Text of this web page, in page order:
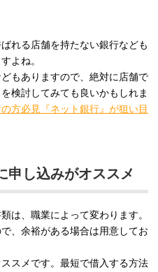
れる店舗を持たない銀行なども
よね。
もありますので、絶対に店舗で
検討してみても良いかもしれま
方必見『ネット銀行』が狙い目
申し込みがオススメ
は、職業によって変わります。
、余裕がある場合は用意してお
スメです。最短で借入する方法